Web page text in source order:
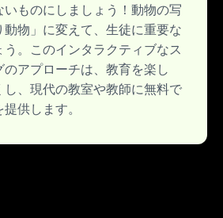
ものにしましょう！動物の写
物」に変えて、生徒に重要な
。このインタラクティブなス
のアプローチは、教育を楽し
し、現代の教室や教師に無料で
供します。